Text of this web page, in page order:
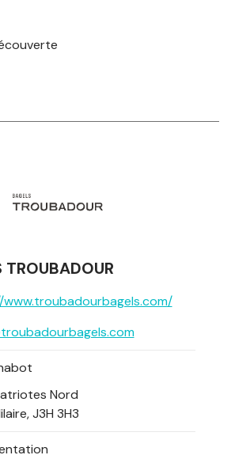
TROUBADOUR
Nord
J3H 3H3